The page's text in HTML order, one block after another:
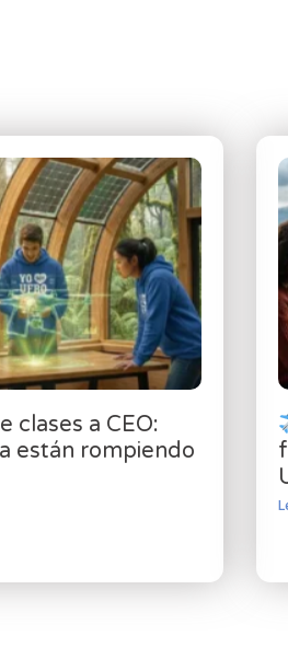
clases a CEO:
están rompiendo